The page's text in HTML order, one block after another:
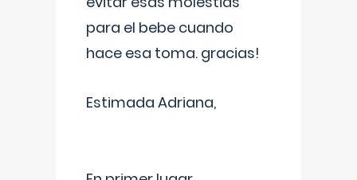
para el bebe cuando
hace esa toma. gracias!
Estimada Adriana,